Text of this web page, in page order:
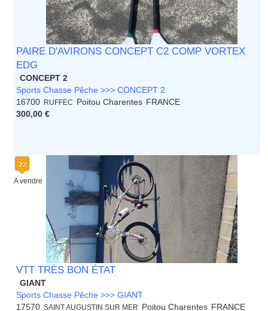
PAIRE D'AVIRONS CONCEPT C2 COMP VORTEX
EDG
CONCEPT 2
Sports Chasse Pêche >>> CONCEPT 2
16700
RUFFEC Poitou Charentes FRANCE
300,00 €
A vendre
VTT TRÈS BON ÉTAT
GIANT
Sports Chasse Pêche >>> GIANT
17570 SAINT AUGUSTIN SUR MER Poitou Charentes FRANCE